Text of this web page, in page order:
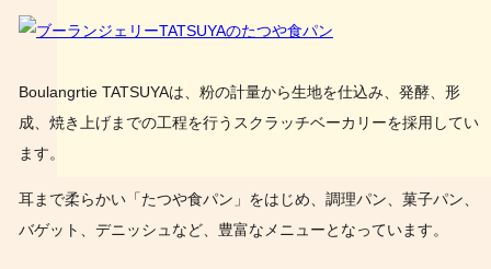
Boulangrtie TATSUYAは、粉の計量から生地を仕込み、発酵、形
成、焼き上げまでの工程を行うスクラッチベーカリーを採用してい
ます。
耳まで柔らかい「たつや食パン」をはじめ、調理パン、菓子パン、
バゲット、デニッシュなど、豊富なメニューとなっています。